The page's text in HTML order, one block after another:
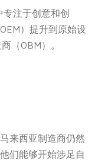
专注于创意和创
）提升到原始设
（OBM）。
来西亚制造商仍然
们能够开始涉足自